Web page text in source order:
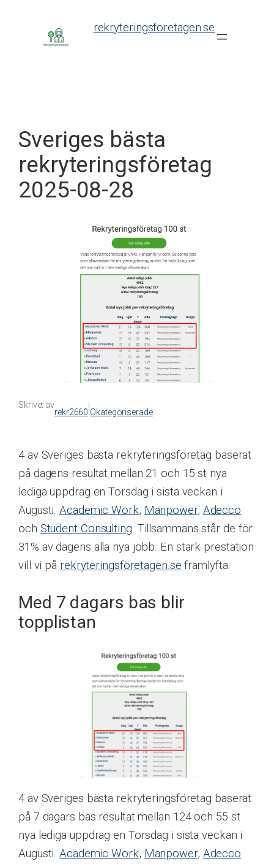
rekryteringsforetagen.se
Sveriges bästa
rekryteringsföretag
2025-08-28
Skrivet av
rekr2660
i
Okategoriserade
4 av Sveriges bästa rekryteringsföretag baserat
på dagens resultat mellan 21 och 15 st nya
lediga uppdrag en Torsdag i sista veckan i
Augusti.Academic Work, Manpower, Adecco
och Student Consulting. Tillsammans står de för
31% av dagens alla nya jobb. En stark prestation
vill vi på rekryteringsföretagen.se framlyfta.
Med 7 dagars bas blir
topplistan
4 av Sveriges bästa rekryteringsföretag baserat
på 7 dagars bas resultat mellan 124 och 55 st
nya lediga uppdrag en Torsdag i sista veckan i
Augusti.Academic Work, Manpower, Adecco